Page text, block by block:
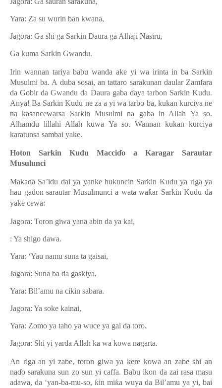
Yara: Za su wurin ban kwana,
Jagora: Ga shi ga Sarkin Daura ga Alhaji Nasiru,
Ga kuma Sarkin Gwandu.
Irin wannan tariya babu wanda ake yi wa irinta in ba Sarkin
Musulmi ba. A duba sosai, an tattaro sarakunan daular Zamfara
da Gobir da Gwandu da Daura gaba ɗaya tarbon Sarkin Kudu.
Anya! Ba Sarkin Kudu ne za a yi wa tarbo ba, kukan kurciya ne
na kasancewarsa Sarkin Musulmi na gaba in Allah Ya so.
Alhamdu lillahi Allah kuwa Ya so. Wannan kukan kurciya
karatunsa sambai yake.
Hoton Sarkin Kudu Macciɗo a Karagar Sarautar
Musulunci
Makaɗa Sa’idu dai ya yanke hukuncin Sarkin Kudu ya riga ya
hau gadon sarautar Musulmunci a wata waƙar Sarkin Kudu da
yake cewa:
Jagora: Toron giwa yana abin da ya kai,
: Ya shigo dawa.
Yara: ‘Yau namu suna ta gaisai,
Jagora: Suna ba da gaskiya,
Yara: Bil’amu na cikin sabara.
Jagora: Ya soke kainai,
Yara: Zomo ya taho ya wuce ya gai da toro.
Jagora: Shi yi yarda Allah ka wa kowa nagarta.
An riga an yi zaɓe, toron giwa ya kere kowa an zaɓe shi an
naɗo sarakuna sun zo sun yi caffa. Babu ikon da zai rasa masu
adawa, da ‘yan-ba-mu-so, ƙin miƙa wuya da Bil’amu ya yi, bai